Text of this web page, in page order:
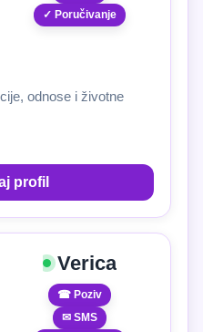
✓ Poručivanje
odnose i životne
profil
Verica
☎ Poziv
✉ SMS